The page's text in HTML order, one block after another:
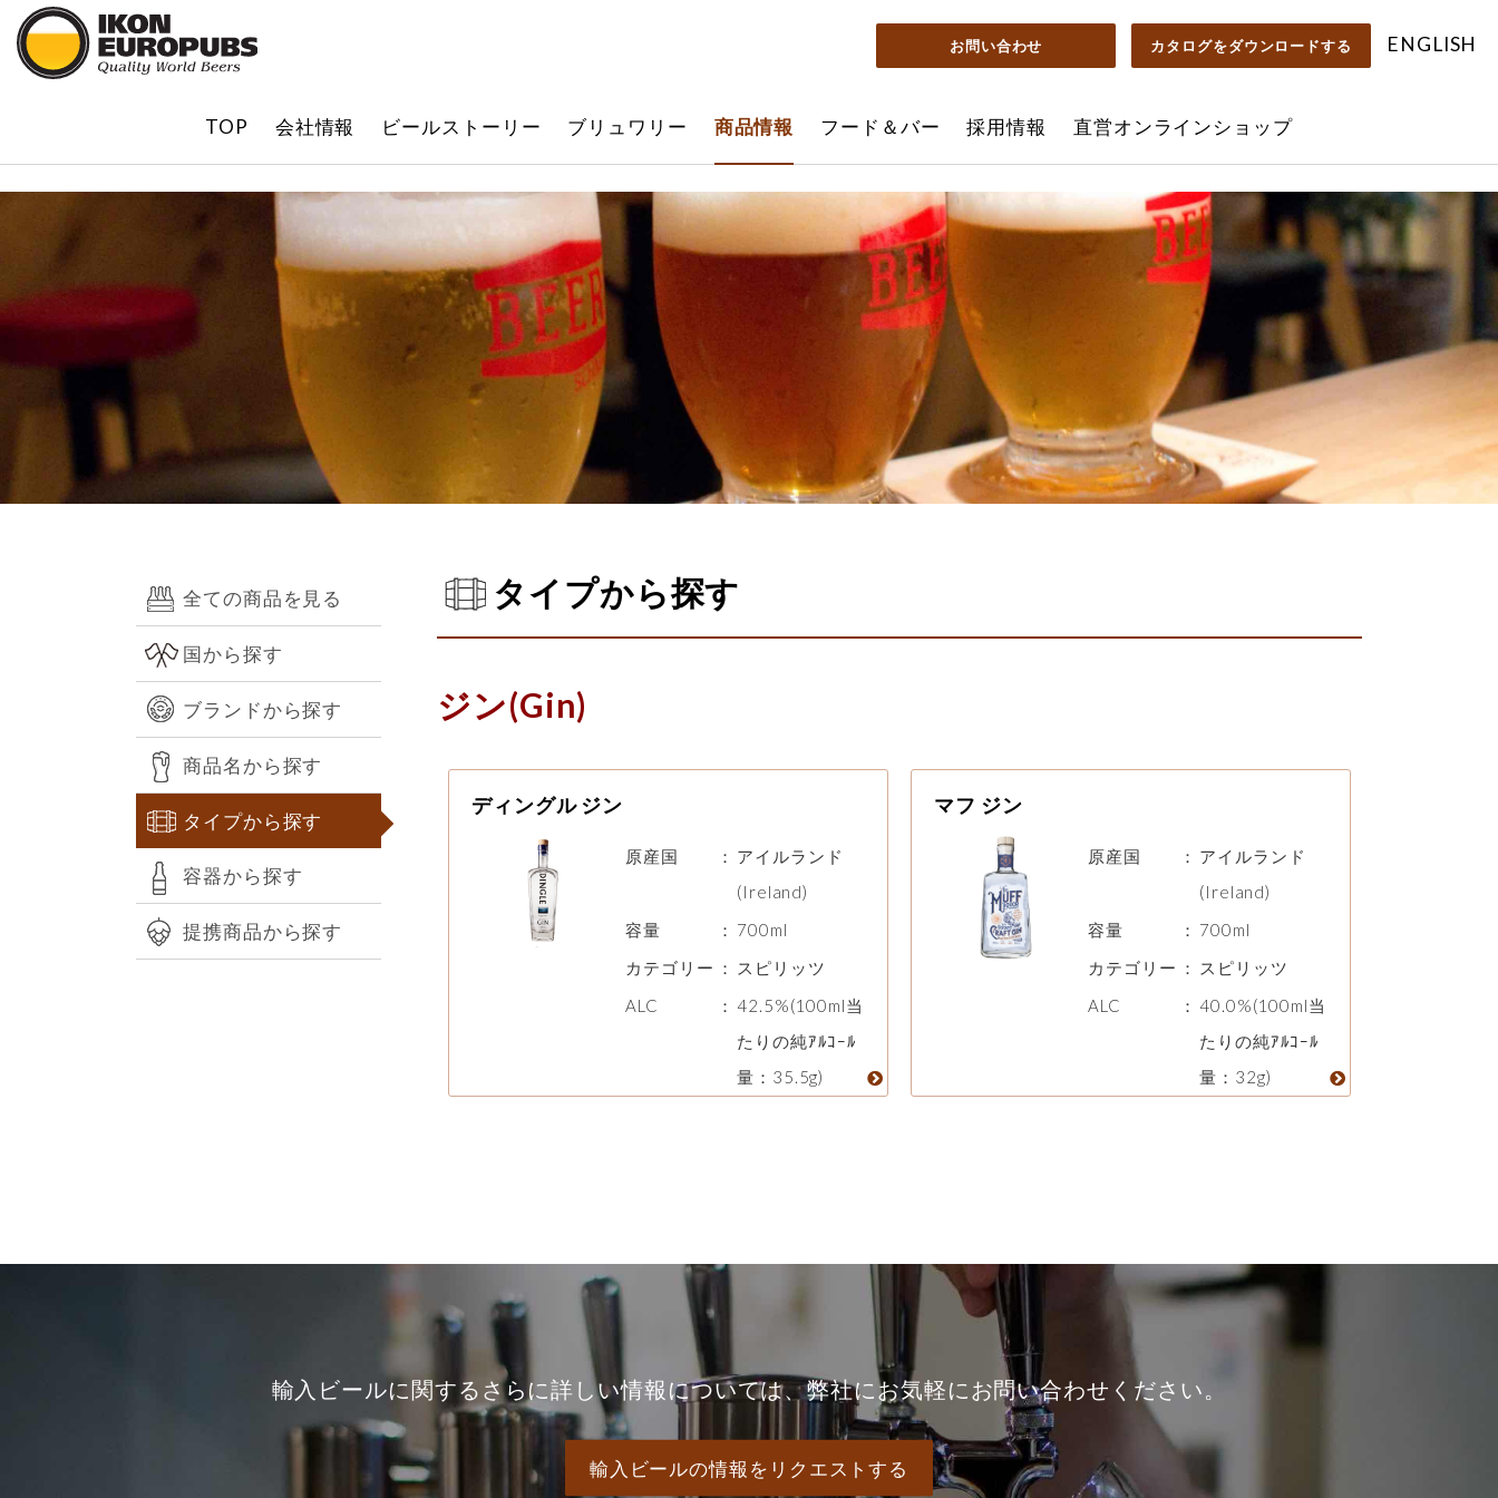
お問い合わせ カタログをダウンロードする ENGLISH
TOP 会社情報 ビールストーリー ブリュワリー 商品情報 フード＆バー 採用情報 直営オンラインショップ
全ての商品を見る
国から探す
ブランドから探す
商品名から探す
タイプから探す
容器から探す
提携商品から探す
タイプから探す
ジン(Gin)
ディングル ジン
原産国 ： アイルランド
(Ireland)
容量
： 700ml
カテゴリー ：
スピリッツ
ALC
： 42.5%(100ml当
たりの純ｱﾙｺｰﾙ
量：35.5g)
マフ ジン
原産国 ： アイルランド
(Ireland)
容量
： 700ml
カテゴリー ：
スピリッツ
ALC
： 40.0%(100ml当
たりの純ｱﾙｺｰﾙ
量：32g)
輸入ビールに関するさらに詳しい情報については、弊社にお気軽にお問い合わせください。
輸入ビールの情報をリクエストする